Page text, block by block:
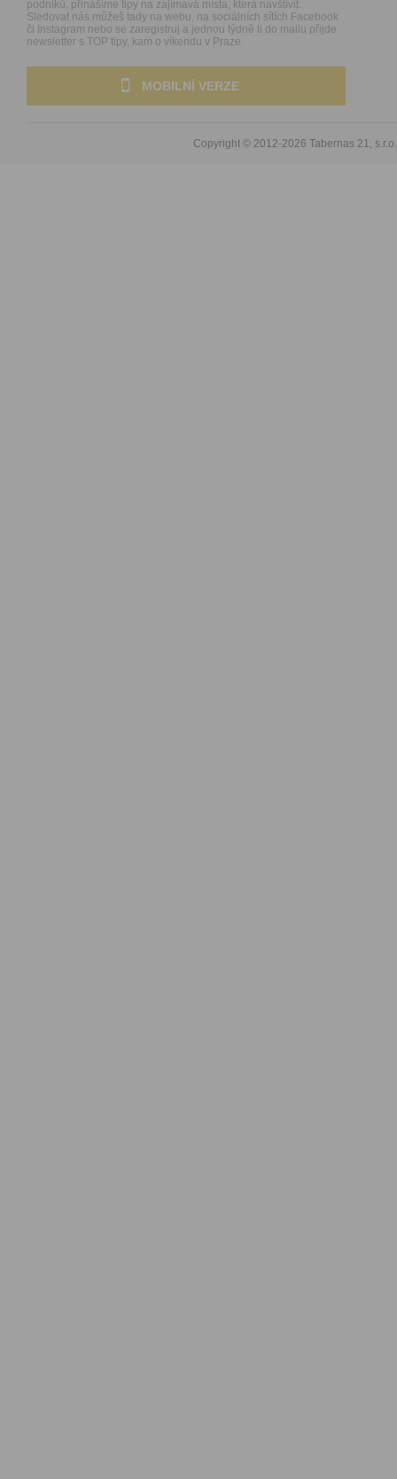
podniků, přinášíme tipy na zajímavá místa, která navštívit.
Sledovat nás můžeš tady na webu, na sociálních sítích Facebook
či Instagram nebo se zaregistruj a jednou týdně ti do mailu přijde
newsletter s TOP tipy, kam o víkendu v Praze.
MOBILNÍ VERZE
Copyright © 2012-2026 Tabernas 21, s.r.o.